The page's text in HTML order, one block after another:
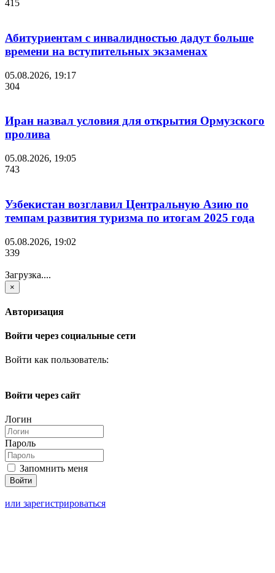
415
Абитуриентам с инвалидностью дадут больше
времени на вступительных экзаменах
05.08.2026, 19:17
304
Иран назвал условия для открытия Ормузского
пролива
05.08.2026, 19:05
743
Узбекистан возглавил Центральную Азию по
темпам развития туризма по итогам 2025 года
05.08.2026, 19:02
339
Загрузка....
×
Авторизация
Войти через социальные сети
Войти как пользователь:
Войти через сайт
Логин
Пароль
Запомнить меня
или зарегистрироваться